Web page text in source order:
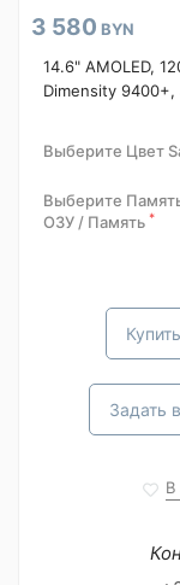
3 580 BYN
14.6" AMOLED,
Dimensity 9400+,
Выберите Цвет
Выберите
ОЗУ / Память *
Задать
В